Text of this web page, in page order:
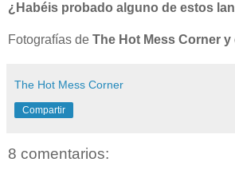
¿Habéis probado alguno de estos
Fotografías de The Hot Mess Corner
The Hot Mess Corner
Compartir
8 comentarios: